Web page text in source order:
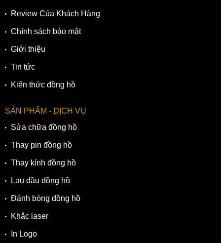
Review Của Khách Hàng
Chính sách bảo mật
Giới thiệu
Tin tức
Kiến thức đồng hồ
SẢN PHẨM - DỊCH VỤ
Sửa chữa đồng hồ
Thay pin đồng hồ
Thay kính đồng hồ
Lau dầu đồng hồ
Đánh bóng đồng hồ
Khắc laser
In Logo